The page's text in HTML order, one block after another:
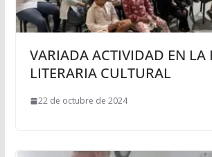
VARIADA ACTIVIDAD EN LA
LITERARIA CULTURAL
22 de octubre de 2024